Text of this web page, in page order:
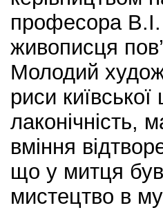
професора
живописця
Молодий
риси
лаконічність,
вміння
що у митця
мистецтво в